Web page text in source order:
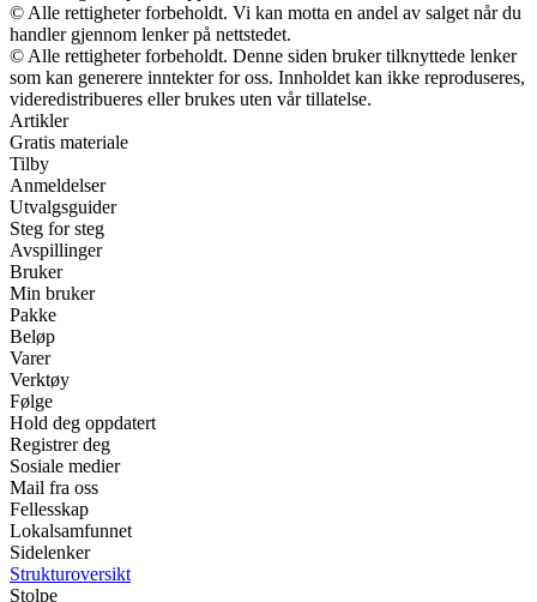
© Alle rettigheter forbeholdt. Vi kan motta en andel av salget når du
handler gjennom lenker på nettstedet.
© Alle rettigheter forbeholdt. Denne siden bruker tilknyttede lenker
som kan generere inntekter for oss. Innholdet kan ikke reproduseres,
videredistribueres eller brukes uten vår tillatelse.
Artikler
Gratis materiale
Tilby
Anmeldelser
Utvalgsguider
Steg for steg
Avspillinger
Bruker
Min bruker
Pakke
Beløp
Varer
Verktøy
Følge
Hold deg oppdatert
Registrer deg
Sosiale medier
Mail fra oss
Fellesskap
Lokalsamfunnet
Sidelenker
Strukturoversikt
Stolpe